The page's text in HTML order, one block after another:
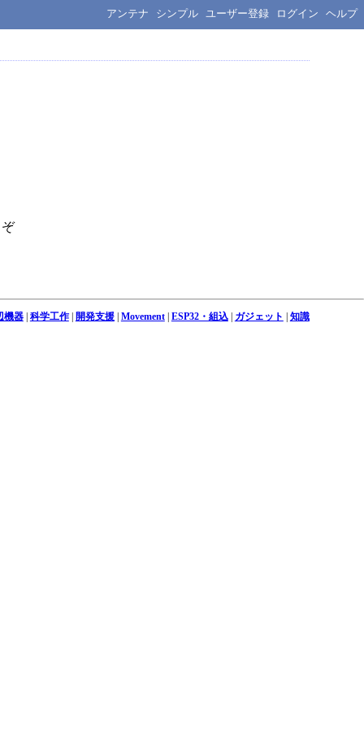
アンテナ シンプル ユーザー登録 ログイン ヘルプ
機器| 科学工作| 開発支援| Movement| ESP32・組込| ガジェット 知識